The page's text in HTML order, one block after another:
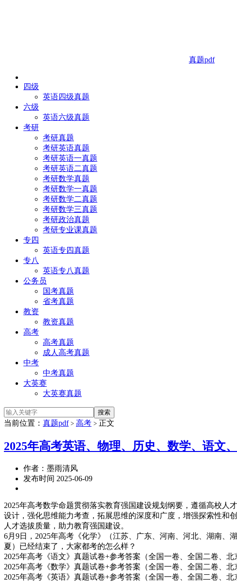
真题pdf
四级
英语四级真题
六级
英语六级真题
考研
考研真题
考研英语真题
考研英语一真题
考研英语二真题
考研数学真题
考研数学一真题
考研数学二真题
考研数学三真题
考研政治真题
考研专业课真题
专四
英语专四真题
专八
英语专八真题
公务员
国考真题
省考真题
教资
教资真题
高考
高考真题
成人高考真题
中考
中考真题
大英赛
大英赛真题
当前位置： 真题pdf > 高考 > 正文
2025年高考英语、物理、历史、数学、语文
作者：墨雨清风
发布时间 2025-06-09
2025年高考数学命题贯彻落实教育强国建设规划纲要，遵循高校
设计，强化思维能力考查，拓展思维的深度和广度，增强探索性和
人才选拔质量，助力教育强国建设。
6月9日，2025年高考《化学》（江苏、广东、河南、河北、湖南
夏）已经结束了，大家都考的怎么样？
2025年高考《语文》真题试卷+参考答案（全国一卷、全国二卷、北
2025年高考《数学》真题试卷+参考答案（全国一卷、全国二卷、北
2025年高考《英语》真题试卷+参考答案（全国一卷、全国二卷、北